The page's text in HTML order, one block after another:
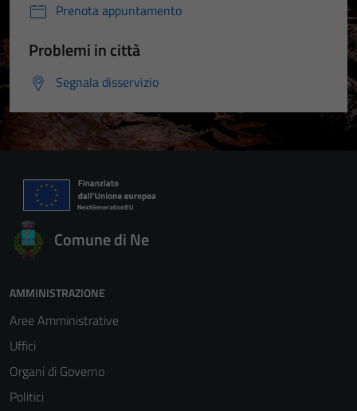
Prenota appuntamento
Problemi in città
Segnala disservizio
Comune di Ne
AMMINISTRAZIONE
Aree Amministrative
Uffici
Organi di Governo
Politici